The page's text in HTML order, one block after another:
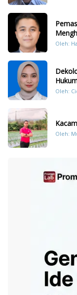
Oleh:
Oleh:
Oleh: